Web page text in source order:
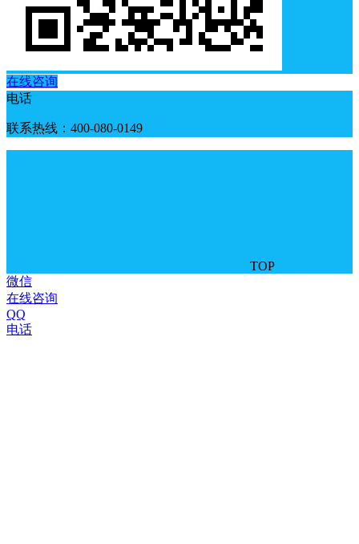
在线咨询
电话
联系热线：400-080-0149
TOP
微信
在线咨询
QQ
电话